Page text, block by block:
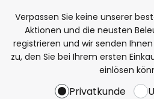
Verpassen Sie keine unserer
Aktionen und die neusten
registrieren und wir senden
zu, den Sie bei Ihrem ersten
einlösen
Privatkunde